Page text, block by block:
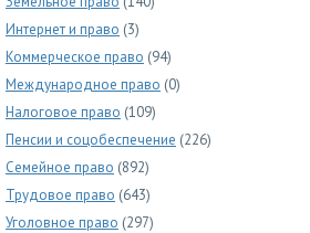
Интернет и право (3)
Коммерческое право (94)
Международное право (0)
Налоговое право (109)
Пенсии и соцобеспечение (226)
Семейное право (892)
Трудовое право (643)
Уголовное право (297)